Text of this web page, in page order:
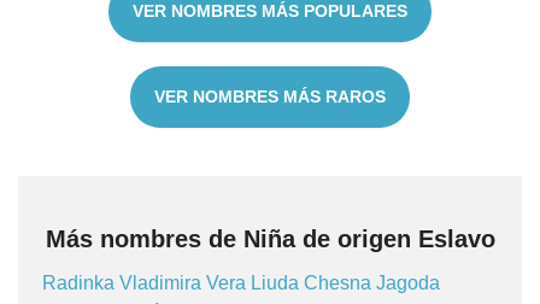
VER NOMBRES MÁS POPULARES
VER NOMBRES MÁS RAROS
Más nombres de Niña de origen Eslavo
Radinka Vladimira Vera Liuda Chesna Jagoda